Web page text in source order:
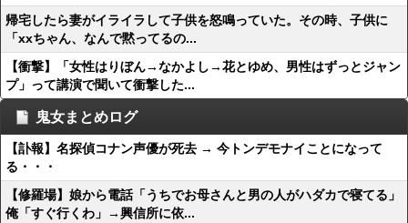
帰宅したら妻がイライラして子供を怒鳴っていた。その時、子供に
「xxちゃん、なんで黙ってるの...
【衝撃】「女性はりぼん→なかよし→花とゆめ、男性はずっとジャン
プ」って講演で聞いて衝撃した...
鬼女まとめログ
【訃報】名探偵コナン声優が死去 → 今トンデモナイことになって
る・・・
【修羅場】娘から電話「うちでお母さんと男の人がハダカで寝てる」
俺「すぐ行くわ」→興信所に依...